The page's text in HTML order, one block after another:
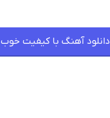
دانلود آهنگ با کیفیت خوب 128